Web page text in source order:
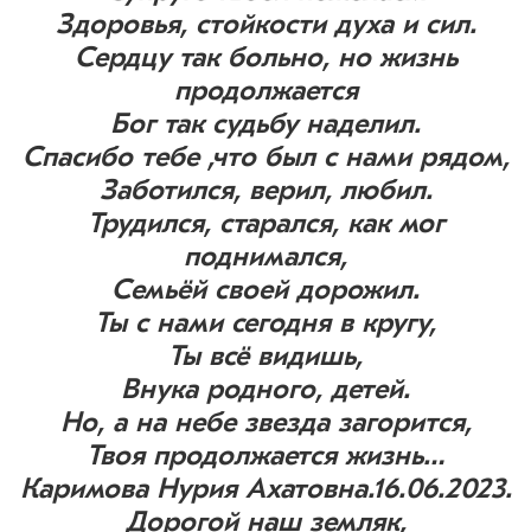
Здоровья, стойкости духа и сил.
Сердцу так больно, но жизнь
продолжается
Бог так судьбу наделил.
Спасибо тебе ,что был с нами рядом,
Заботился, верил, любил.
Трудился, старался, как мог
поднимался,
Семьёй своей дорожил.
Ты с нами сегодня в кругу,
Ты всё видишь,
Внука родного, детей.
Но, а на небе звезда загорится,
Твоя продолжается жизнь…
Каримова Нурия Ахатовна.16.06.2023.
Дорогой наш земляк,